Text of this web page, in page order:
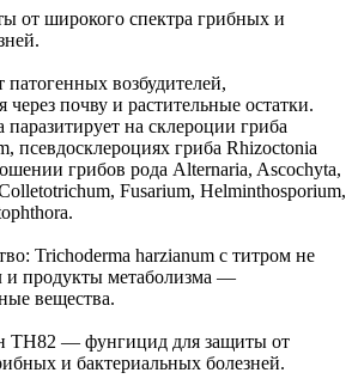
от широкого спектра грибных и
патогенных возбудителей,
почву и растительные остатки.
паразитирует на склероции гриба
псевдосклероциях гриба Rhizoctonia
грибов рода Alternaria, Ascochyta,
Fusarium, Helminthosporium,
Trichoderma harzianum с титром не
продукты метаболизма —
вещества.
— фунгицид для защиты от
и бактериальных болезней.